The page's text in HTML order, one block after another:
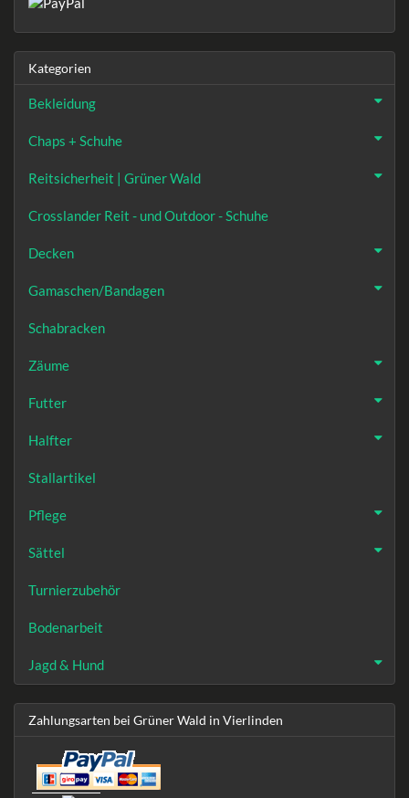
Kategorien
Bekleidung
Chaps + Schuhe
Reitsicherheit | Grüner Wald
Crosslander Reit - und Outdoor - Schuhe
Decken
Gamaschen/Bandagen
Schabracken
Zäume
Futter
Halfter
Stallartikel
Pflege
Sättel
Turnierzubehör
Bodenarbeit
Jagd & Hund
Zahlungsarten bei Grüner Wald in Vierlinden